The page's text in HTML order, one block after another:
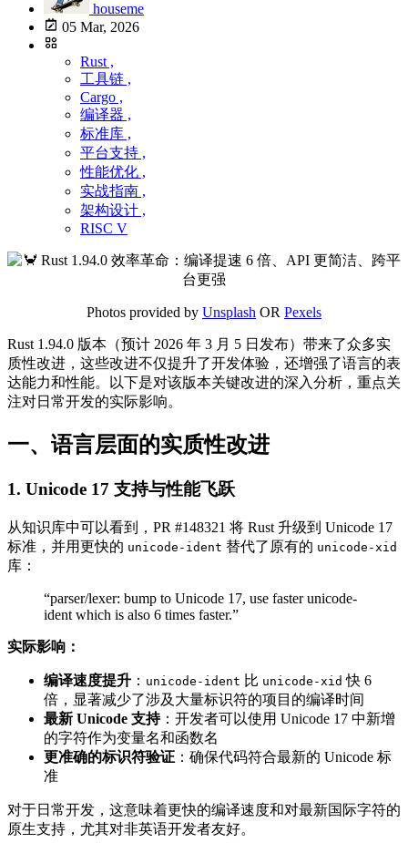
houseme
05 Mar, 2026
Rust ,
工具链 ,
Cargo ,
编译器 ,
标准库 ,
平台支持 ,
性能优化 ,
实战指南 ,
架构设计 ,
RISC V
Photos provided by Unsplash OR Pexels
Rust 1.94.0 版本（预计 2026 年 3 月 5 日发布）带来了众多实
质性改进，这些改进不仅提升了开发体验，还增强了语言的表
达能力和性能。以下是对该版本关键改进的深入分析，重点关
注对日常开发的实际影响。
一、语言层面的实质性改进
1. Unicode 17 支持与性能飞跃
从知识库中可以看到，PR #148321 将 Rust 升级到 Unicode 17
标准，并用更快的 unicode-ident 替代了原有的 unicode-xid
库：
“parser/lexer: bump to Unicode 17, use faster unicode-
ident which is also 6 times faster.”
实际影响：
编译速度提升 ： unicode-ident 比 unicode-xid 快 6
倍，显著减少了涉及大量标识符的项目的编译时间
最新 Unicode 支持：开发者可以使用 Unicode 17 中新增
的字符作为变量名和函数名
更准确的标识符验证 ：确保代码符合最新的 Unicode 标
准
对于日常开发，这意味着更快的编译速度和对最新国际字符的
原生支持，尤其对非英语开发者友好。